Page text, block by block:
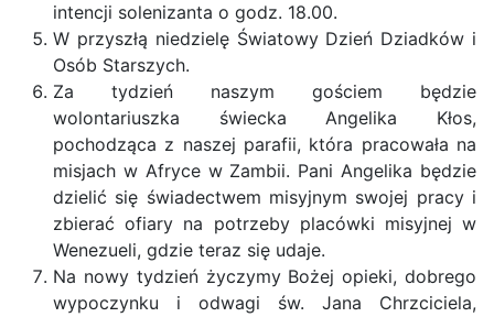
intencji solenizanta o godz. 18.00.
W przyszłą niedzielę Światowy Dzień Dziadków i
Osób Starszych.
Za tydzień naszym gościem będzie
wolontariuszka świecka Angelika Kłos,
pochodząca z naszej parafii, która pracowała na
misjach w Afryce w Zambii. Pani Angelika będzie
dzielić się świadectwem misyjnym swojej pracy i
zbierać ofiary na potrzeby placówki misyjnej w
Wenezueli, gdzie teraz się udaje.
Na nowy tydzień życzymy Bożej opieki, dobrego
wypoczynku i odwagi św. Jana Chrzciciela,